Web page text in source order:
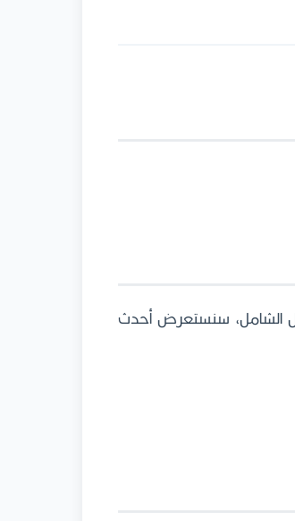
أن يصل حجم السوق إلى 2.5 مليار ريال بحلول 2025. في هذا الدليل الشامل، سنستعرض أحدث